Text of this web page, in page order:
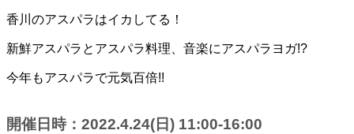
香川のアスパラはイカしてる！
新鮮アスパラとアスパラ料理、音楽にアスパラヨガ!?
今年もアスパラで元気百倍!!
開催日時：2022.4.24(日) 11:00-16:00